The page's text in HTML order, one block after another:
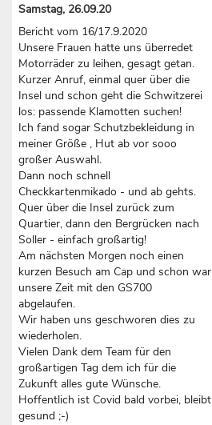
Samstag, 26.09.20
Bericht vom 16/17.9.2020
Unsere Frauen hatte uns überredet
Motorräder zu leihen, gesagt getan.
Kurzer Anruf, einmal quer über die
Insel und schon geht die Schwitzerei
los: passende Klamotten suchen!
Ich fand sogar Schutzbekleidung in
meiner Größe , Hut ab vor sooo
großer Auswahl.
Dann noch schnell
Checkkartenmikado - und ab gehts.
Quer über die Insel zurück zum
Quartier, dann den Bergrücken nach
Soller - einfach großartig!
Am nächsten Morgen noch einen
kurzen Besuch am Cap und schon war
unsere Zeit mit den GS700
abgelaufen.
Wir haben uns geschworen dies zu
wiederholen.
Vielen Dank dem Team für den
großartigen Tag dem ich für die
Zukunft alles gute Wünsche.
Hoffentlich ist Covid bald vorbei, bleibt
gesund ;-)